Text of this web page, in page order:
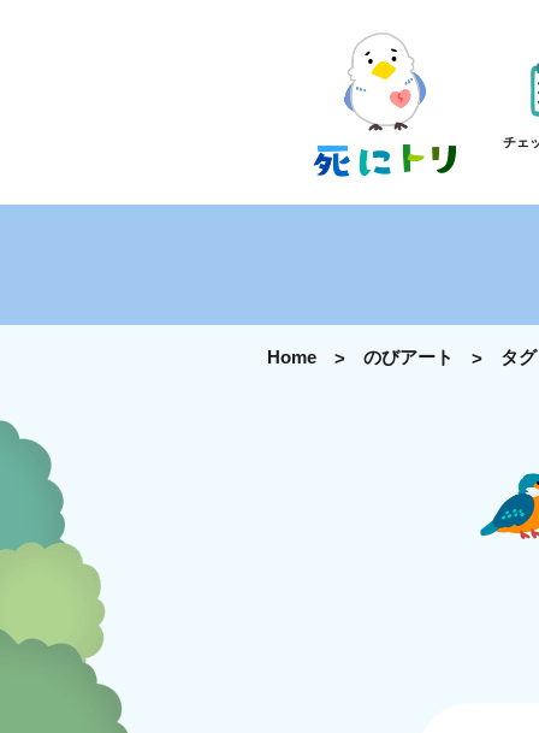
チェ
Home のびアート タ